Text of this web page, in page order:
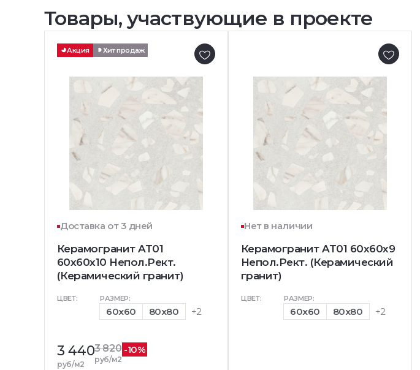
Товары, участвующие в проекте
Акция Хит продаж
Доставка от 3 дней
Керамогранит AT01
60x60x10 Непол.Рект.
(Керамический гранит)
ЦВЕТ: РАЗМЕР:
60x60 80x80 +2
3 440
руб/м2
3 820
руб/м2
-10%
Нет в наличии
Керамогранит AT01 60x60x9
Непол.Рект. (Керамический
гранит)
ЦВЕТ: РАЗМЕР:
60x60 80x80 +2